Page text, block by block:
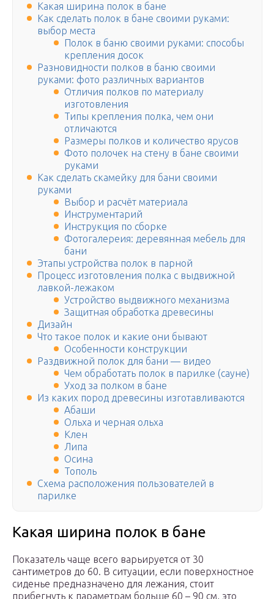
Какая ширина полок в бане
Как сделать полок в бане своими руками:
выбор места
Полок в баню своими руками: способы
крепления досок
Разновидности полков в баню своими
руками: фото различных вариантов
Отличия полков по материалу
изготовления
Типы крепления полка, чем они
отличаются
Размеры полков и количество ярусов
Фото полочек на стену в бане своими
руками
Как сделать скамейку для бани своими
руками
Выбор и расчёт материала
Инструментарий
Инструкция по сборке
Фотогалереия: деревянная мебель для
бани
Этапы устройства полок в парной
Процесс изготовления полка с выдвижной
лавкой-лежаком
Устройство выдвижного механизма
Защитная обработка древесины
Дизайн
Что такое полок и какие они бывают
Особенности конструкции
Раздвижной полок для бани — видео
Чем обработать полок в парилке (сауне)
Уход за полком в бане
Из каких пород древесины изготавливаются
Абаши
Ольха и черная ольха
Клен
Липа
Осина
Тополь
Схема расположения пользователей в
парилке
Какая ширина полок в бане
Показатель чаще всего варьируется от 30
сантиметров до 60. В ситуации, если поверхностное
сиденье предназначено для лежания, стоит
прибегнуть к параметрам больше 60 – 90 см, это